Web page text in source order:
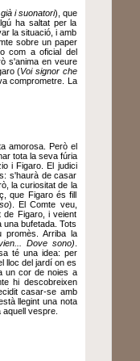
i suonatori), que
ha saltat per la
la situació, i amb
sobre un paper
com a oficial del
s'anima en veure
(Voi signor che
comprometre. La
amorosa. Però el
tota la seva fúria
i Figaro. El judici
s'haurà de casar
la curiositat de la
que Figaro és fill
). El Comte veu,
Figaro, i veient
bufetada. Tots
promès. Arriba la
Dove sono)
té una idea: per
lloc del jardí on es
un cor de noies a
hi descobreixen
casar-se amb
llegint una nota
vespre.